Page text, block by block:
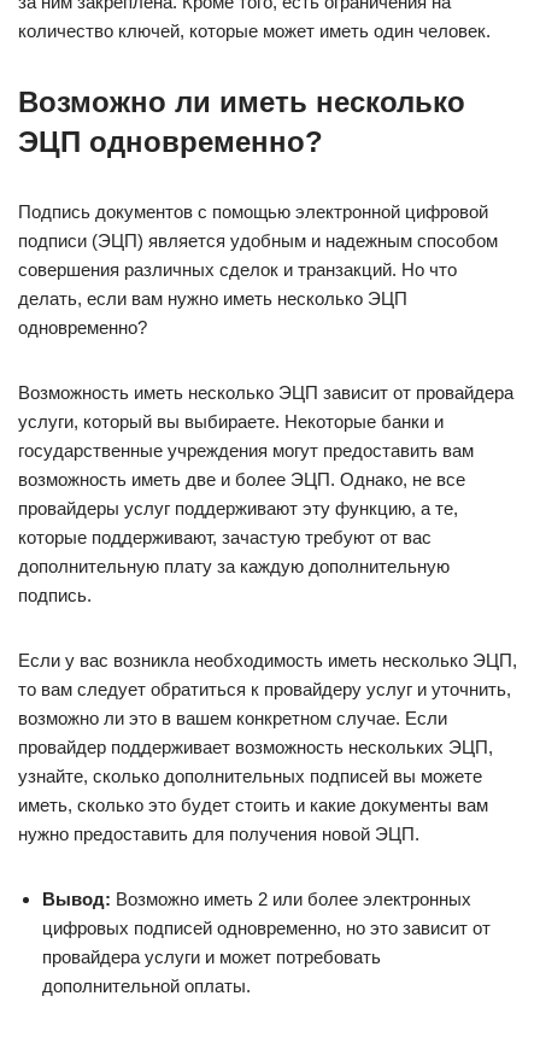
количество ключей, которые может иметь один человек.
Возможно ли иметь несколько
ЭЦП одновременно?
Подпись документов с помощью электронной цифровой
подписи (ЭЦП) является удобным и надежным способом
совершения различных сделок и транзакций. Но что
делать, если вам нужно иметь несколько ЭЦП
одновременно?
Возможность иметь несколько ЭЦП зависит от провайдера
услуги, который вы выбираете. Некоторые банки и
государственные учреждения могут предоставить вам
возможность иметь две и более ЭЦП. Однако, не все
провайдеры услуг поддерживают эту функцию, а те,
которые поддерживают, зачастую требуют от вас
дополнительную плату за каждую дополнительную
подпись.
Если у вас возникла необходимость иметь несколько ЭЦП,
то вам следует обратиться к провайдеру услуг и уточнить,
возможно ли это в вашем конкретном случае. Если
провайдер поддерживает возможность нескольких ЭЦП,
узнайте, сколько дополнительных подписей вы можете
иметь, сколько это будет стоить и какие документы вам
нужно предоставить для получения новой ЭЦП.
Вывод: Возможно иметь 2 или более электронных
цифровых подписей одновременно, но это зависит от
провайдера услуги и может потребовать
дополнительной оплаты.